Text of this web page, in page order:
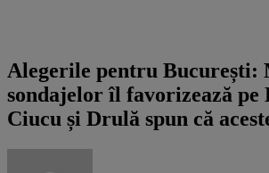
Alegerile pentru București:
sondajelor îl favorizează pe
Ciucu și Drulă spun că